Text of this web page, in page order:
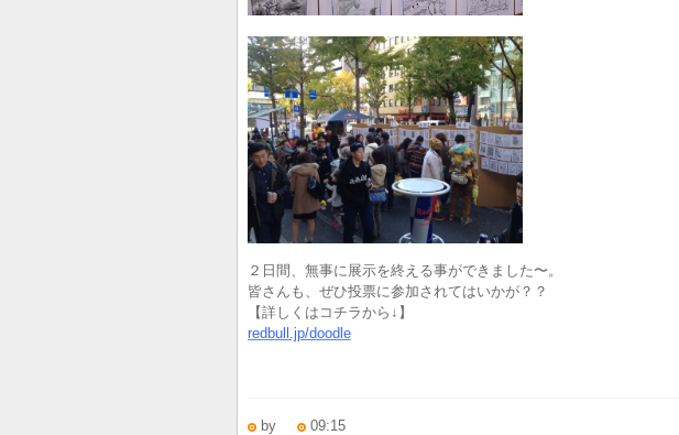
２日間、無事に展示を終える事ができました〜。
皆さんも、ぜひ投票に参加されてはいかが？？
【詳しくはコチラから↓】
redbull.jp/doodle
by 09:15